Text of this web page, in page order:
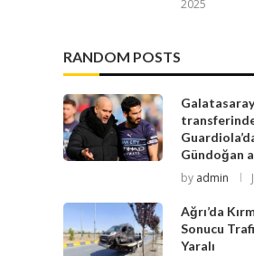
2025
RANDOM POSTS
Gündoğan
by admin
Ağrı’da
Sonucu
Yaralı